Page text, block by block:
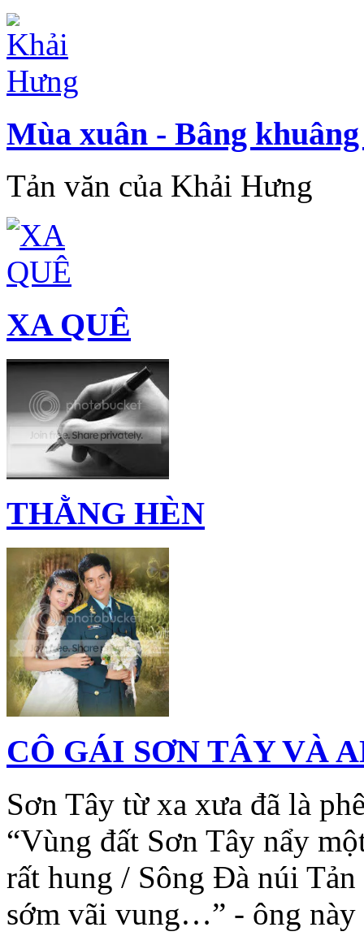
Mùa xuân - Bâng
Tản văn của Khải Hưng
XA QUÊ
THẰNG HÈN
CÔ GÁI SƠN TÂY VÀ
Sơn Tây từ xa xưa đã là
“Vùng đất Sơn Tây nẩy
rất hung / Sông Đà núi
sớm vãi vung…” - ông